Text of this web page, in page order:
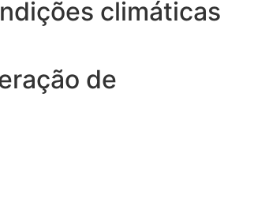
climáticas
de